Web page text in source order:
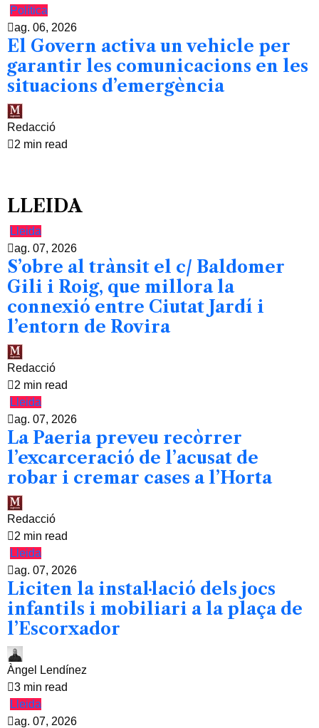
Política
ag. 06, 2026
El Govern activa un vehicle per
garantir les comunicacions en les
situacions d’emergència
Redacció
2 min read
LLEIDA
Lleida
ag. 07, 2026
S’obre al trànsit el c/ Baldomer
Gili i Roig, que millora la
connexió entre Ciutat Jardí i
l’entorn de Rovira
Redacció
2 min read
Lleida
ag. 07, 2026
La Paeria preveu recòrrer
l’excarceració de l’acusat de
robar i cremar cases a l’Horta
Redacció
2 min read
Lleida
ag. 07, 2026
Liciten la instal·lació dels jocs
infantils i mobiliari a la plaça de
l’Escorxador
Àngel Lendínez
3 min read
Lleida
ag. 07, 2026